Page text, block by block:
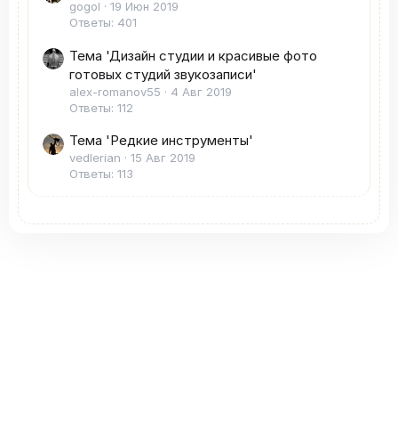
gogol
19 Июн 2019
Ответы: 401
Тема 'Дизайн студии и красивые фото
готовых студий звукозаписи'
alex-romanov55
4 Авг 2019
Ответы: 112
Тема 'Редкие инструменты'
vedlerian
15 Авг 2019
Ответы: 113